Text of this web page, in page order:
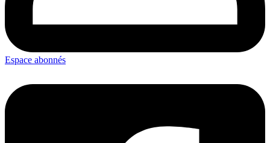
Espace abonnés